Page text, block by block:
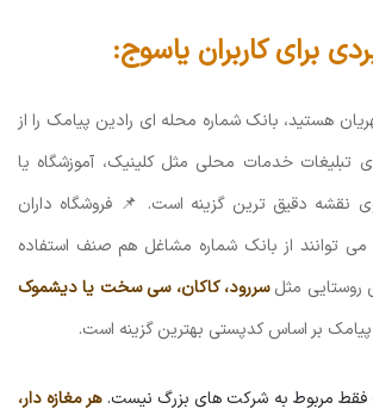
برای کاربران یاسوج:
هستید، بانک شماره محله ای رادین پیامک را از
تبلیغات خدمات محلی مثل کلینیک، آموزشگاه یا
روی نقشه دقیق ترین گزینه است. 📌 فروشگاه داران
توانند از بانک شماره مشاغل هم صنف استفاده
روستایی مثلسررود، کاکان، سی سخت یا دیشموک
پیامک بر اساس کدپستی بهترین گزینه است.
فقط مربوط به شرکت های بزرگ نیست.هر مغازه دار،